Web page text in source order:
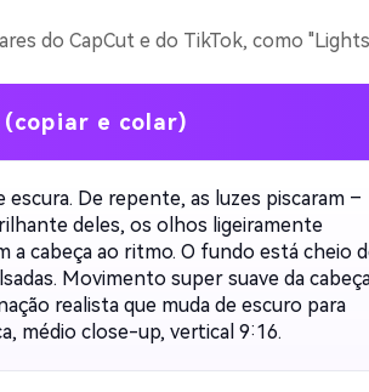
do CapCut e do TikTok, como
e colar)
De repente, as luzes piscaram –
deles, os olhos ligeiramente
a cabeça ao ritmo. O fundo está cheio
Movimento super suave da
realista que muda de escuro para
médio close-up, vertical 9:16.
imagens
limites.
grátis!
Grátis →